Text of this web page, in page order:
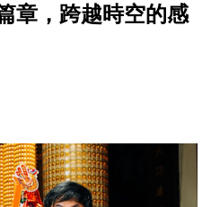
，跨越時空的感